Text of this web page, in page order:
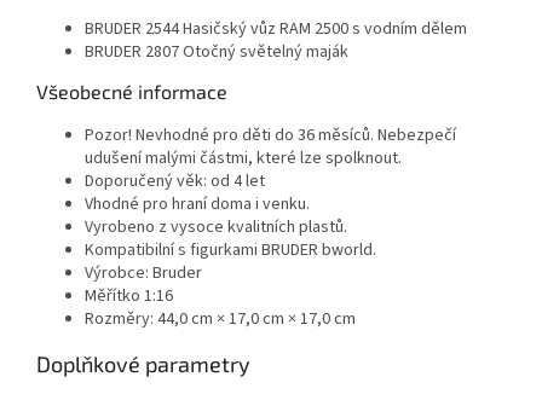
BRUDER 2544 Hasičský vůz RAM 2500 s vodním dělem
BRUDER 2807 Otočný světelný maják
Všeobecné informace
Pozor! Nevhodné pro děti do 36 měsíců. Nebezpečí
udušení malými částmi, které lze spolknout.
Doporučený věk: od 4 let
Vhodné pro hraní doma i venku.
Vyrobeno z vysoce kvalitních plastů.
Kompatibilní s figurkami BRUDER bworld.
Výrobce: Bruder
Měřítko 1:16
Rozměry: 44,0 cm × 17,0 cm × 17,0 cm
Doplňkové parametry